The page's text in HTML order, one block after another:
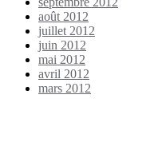
août 2012
juillet 2012
juin 2012
mai 2012
avril 2012
mars 2012